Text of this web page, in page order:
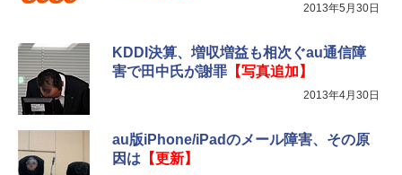
2013年5月30日
KDDI決算、増収増益も相次ぐau通信障
害で田中氏が謝罪【写真追加】
2013年4月30日
au版iPhone/iPadのメール障害、その原
因は 【更新】